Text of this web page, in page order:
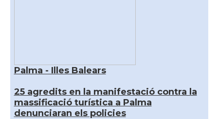
Palma - Illes Balears
25 agredits en la manifestació contra la
massificació turística a Palma
denunciaran els policies